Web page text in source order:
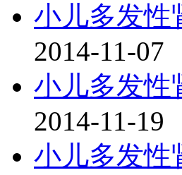
小儿多发性
2014-11-07
小儿多发性
2014-11-19
小儿多发性